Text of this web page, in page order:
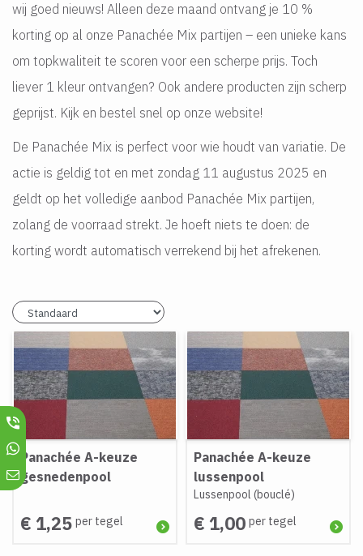
wij goed nieuws! Alleen deze maand ontvang je 10 %
korting op al onze Panachée Mix partijen – een unieke kans
om topkwaliteit te scoren voor een scherpe prijs. Toch
liever 1 kleur ontvangen? Ook andere producten zijn scherp
geprijst. Kijk en bestel snel op onze website!
De Panachée Mix is perfect voor wie houdt van variatie. De
actie is geldig tot en met zondag 11 augustus 2025 en
geldt op het volledige aanbod Panachée Mix partijen,
zolang de voorraad strekt. Je hoeft niets te doen: de
korting wordt automatisch verrekend bij het afrekenen.
Panachée A-keuze
gesnedenpool
€ 1,25 per tegel
Panachée A-keuze
lussenpool
Lussenpool (bouclé)
€ 1,00 per tegel